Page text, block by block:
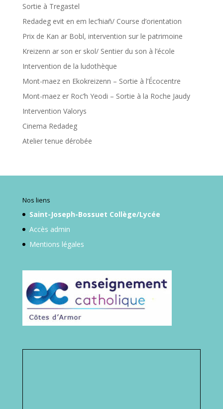
Sortie à Tregastel
Redadeg evit en em lec’hiañ/ Course d’orientation
Prix de Kan ar Bobl, intervention sur le patrimoine
Kreizenn ar son er skol/ Sentier du son à l’école
Intervention de la ludothèque
Mont-maez en Ekokreizenn – Sortie à l’Écocentre
Mont-maez er Roc’h Yeodi – Sortie à la Roche Jaudy
Intervention Valorys
Cinema Redadeg
Atelier tenue dérobée
Nos liens
Saint-Joseph-Bossuet Collège/Lycée
Accès admin
Mentions légales